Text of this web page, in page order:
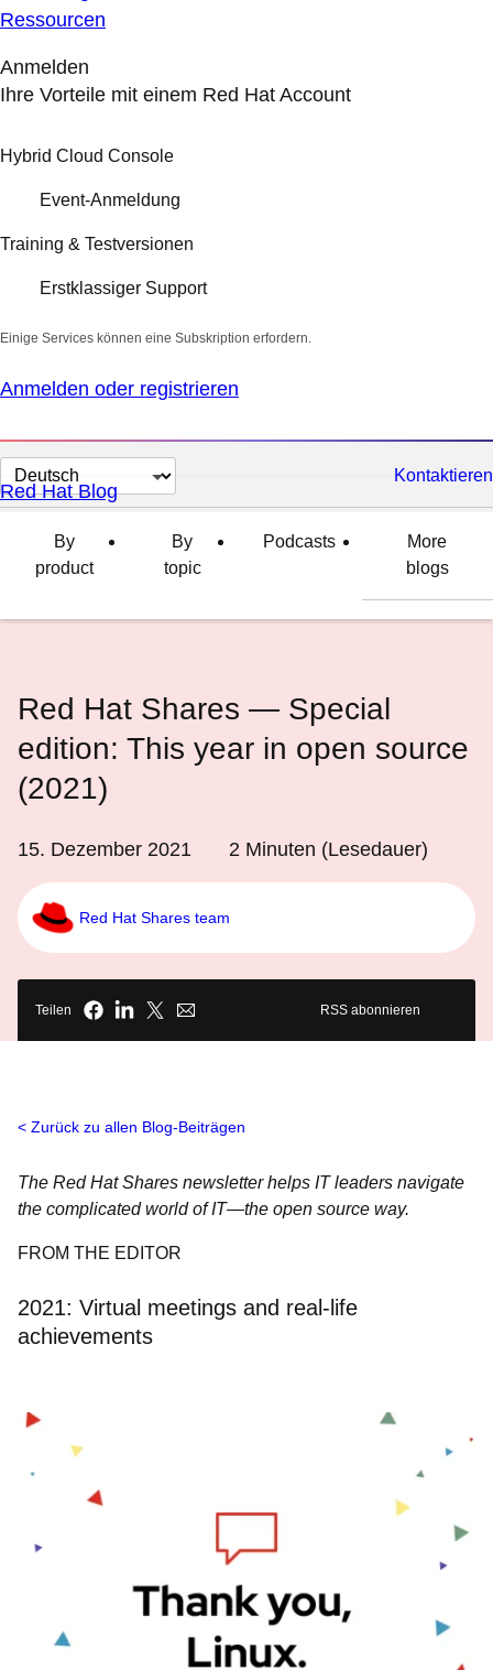
Ressourcen
Anmelden
Ihre Vorteile mit einem Red Hat Account
Hybrid Cloud Console
Event-Anmeldung
Training & Testversionen
Erstklassiger Support
Einige Services können eine Subskription erfordern.
Anmelden oder registrieren
Sprache
auswählen
Kontaktieren
Red Hat Blog
By
product
By
topic
Podcasts
More
blogs
Red Hat Shares ― Special
edition: This year in open source
(2021)
15. Dezember 2021 2 Minuten (Lesedauer)
Red Hat Shares team
Teilen RSS abonnieren
Zurück zu allen Blog-Beiträgen
The Red Hat Shares newsletter helps IT leaders navigate
the complicated world of IT―the open source way.
FROM THE EDITOR
2021: Virtual meetings and real-life
achievements